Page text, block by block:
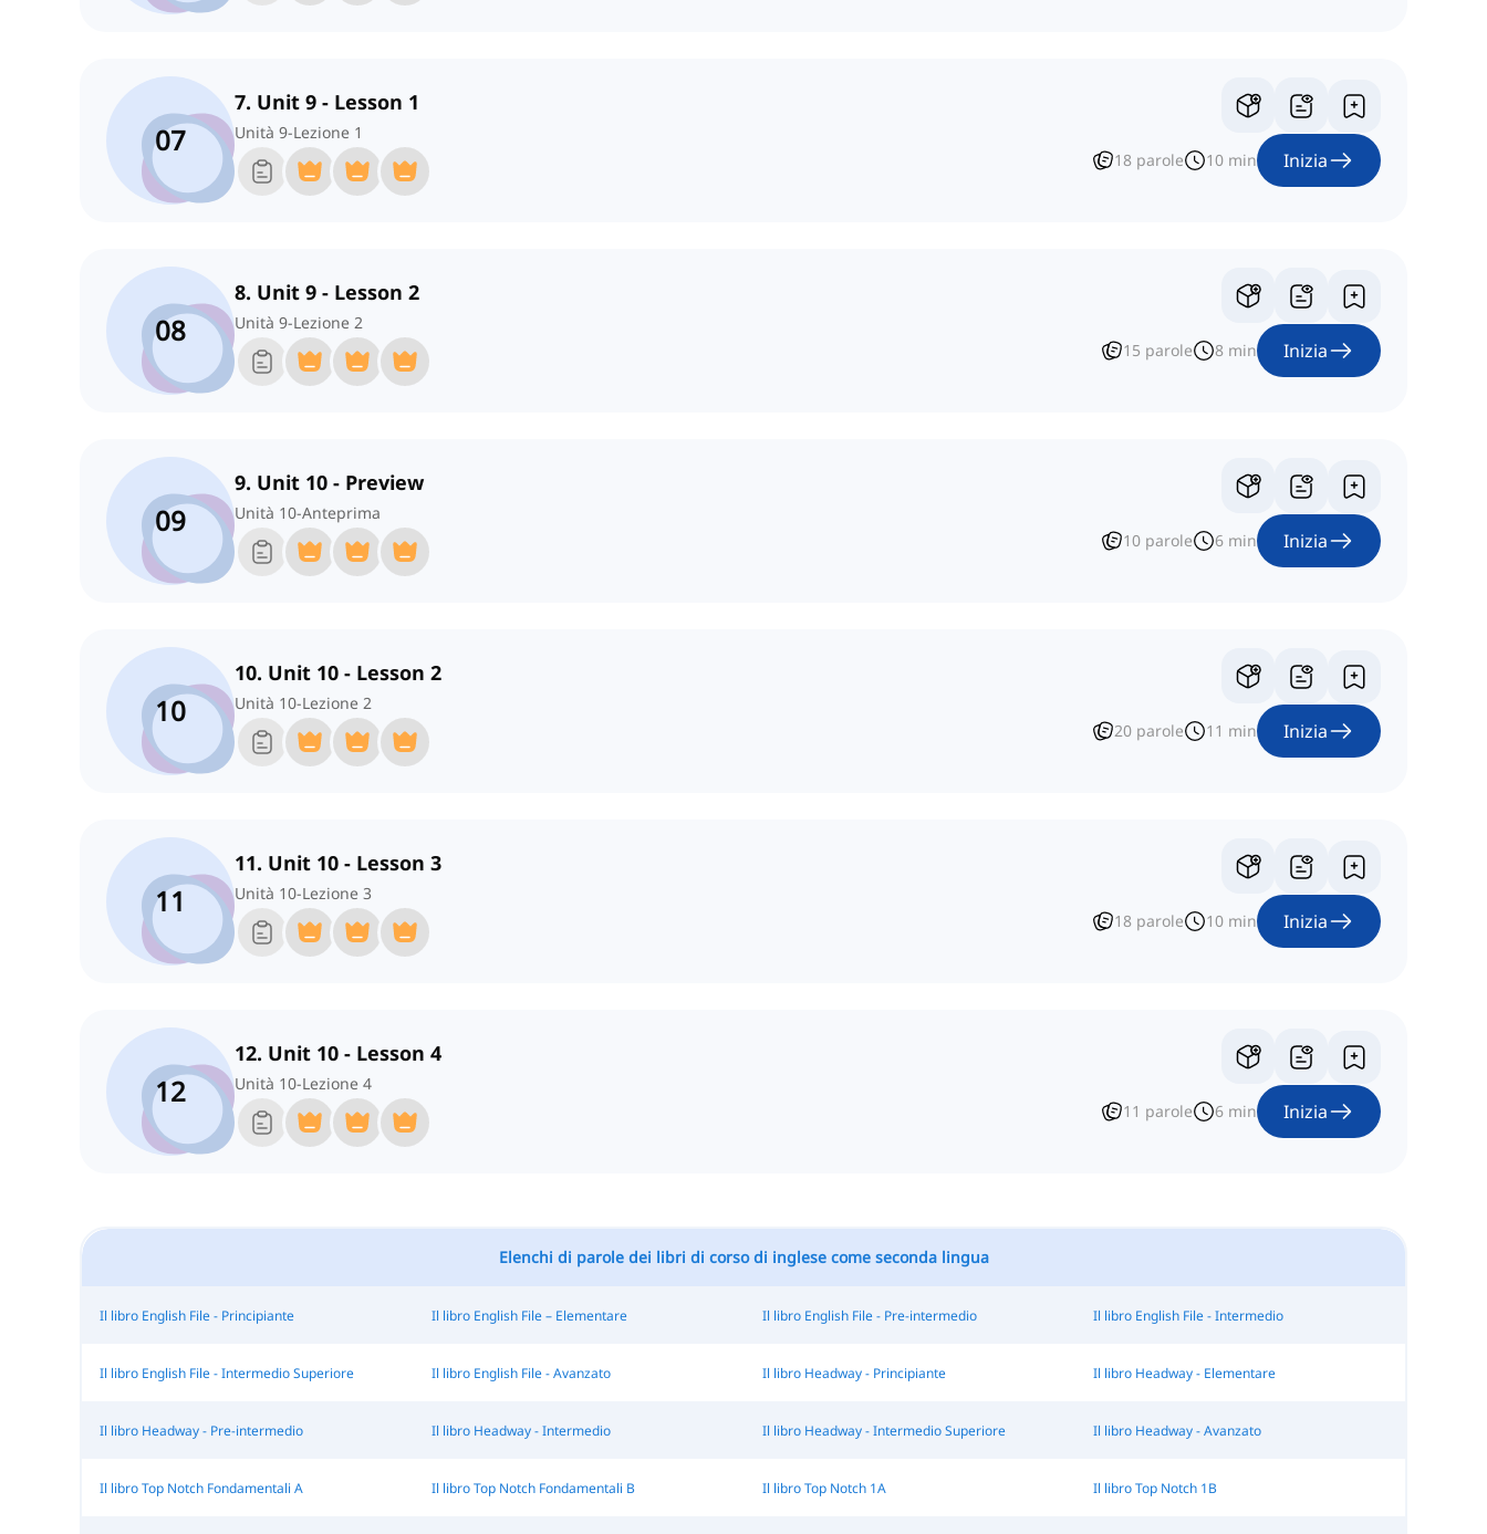
07
7. Unit 9 - Lesson 1
Unità 9-Lezione 1
18 parole 10 min Inizia
08
8. Unit 9 - Lesson 2
Unità 9-Lezione 2
15 parole 8 min Inizia
09
9. Unit 10 - Preview
Unità 10-Anteprima
10 parole 6 min Inizia
10
10. Unit 10 - Lesson 2
Unità 10-Lezione 2
20 parole 11 min Inizia
11
11. Unit 10 - Lesson 3
Unità 10-Lezione 3
18 parole 10 min Inizia
12
12. Unit 10 - Lesson 4
Unità 10-Lezione 4
11 parole 6 min Inizia
Elenchi di parole dei libri di corso di inglese come seconda lingua
Il libro English File - Principiante Il libro English File – Elementare Il libro English File - Pre-intermedio Il libro English File - Intermedio
Il libro English File - Intermedio Superiore Il libro English File - Avanzato Il libro Headway - Principiante Il libro Headway - Elementare
Il libro Headway - Pre-intermedio Il libro Headway - Intermedio Il libro Headway - Intermedio Superiore Il libro Headway - Avanzato
Il libro Top Notch Fondamentali A Il libro Top Notch Fondamentali B Il libro Top Notch 1A Il libro Top Notch 1B